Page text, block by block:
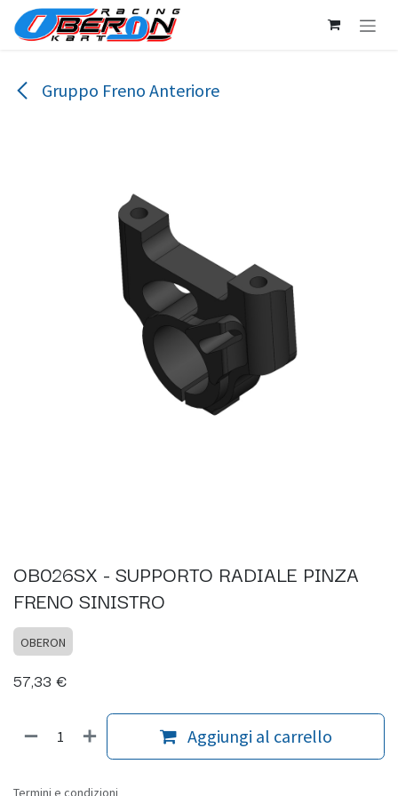
Passa al contenuto
Gruppo Freno Anteriore
OB026SX - SUPPORTO RADIALE PINZA
FRENO SINISTRO
OBERON
57,33 €
Aggiungi al carrello
Termini e condizioni